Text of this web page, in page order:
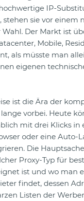
IP-
sie vor einem
Wahl. Der Markt ist
Mobile,
als müsste man
eigenen
ist die Ära der
vorbei. Heute
mit drei Klicks in
oder eine Auto-
Die
Proxy-Typ für
ist und wo man
findet, dessen
Listen der